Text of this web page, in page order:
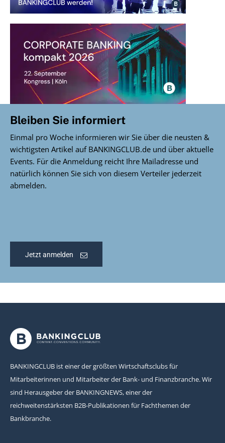
Bleiben Sie informiert
Einmal pro Woche informieren wir Sie über die neusten &
wichtigsten Artikel auf BANKINGCLUB.de und über aktuelle
Events. Für die Anmeldung reicht Ihre Mailadresse und
natürlich können Sie sich von diesem Verteiler jederzeit
abmelden.
Jetzt anmelden
BANKINGCLUB ist einer der größten Wirtschaftsclubs für
Mitarbeiterinnen und Mitarbeiter der Bank- und Finanzbranche. Wir
sind Herausgeber der BANKINGNEWS, einer der
reichweitenstärksten B2B-Publikationen für Fachthemen der
Bankbranche.